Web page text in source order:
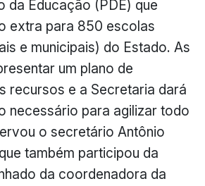
da Educação (PDE) que
extra para 850 escolas
e municipais) do Estado. As
um plano de
recursos e a Secretaria dará
necessário para agilizar todo
o secretário Antônio
também participou da
da coordenadora da